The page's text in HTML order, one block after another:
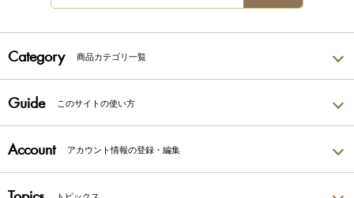
Category 商品カテゴリ一覧
Guide このサイトの使い方
Account アカウント情報の登録・編集